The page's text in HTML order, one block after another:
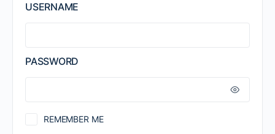
USERNAME
PASSWORD
REMEMBER ME